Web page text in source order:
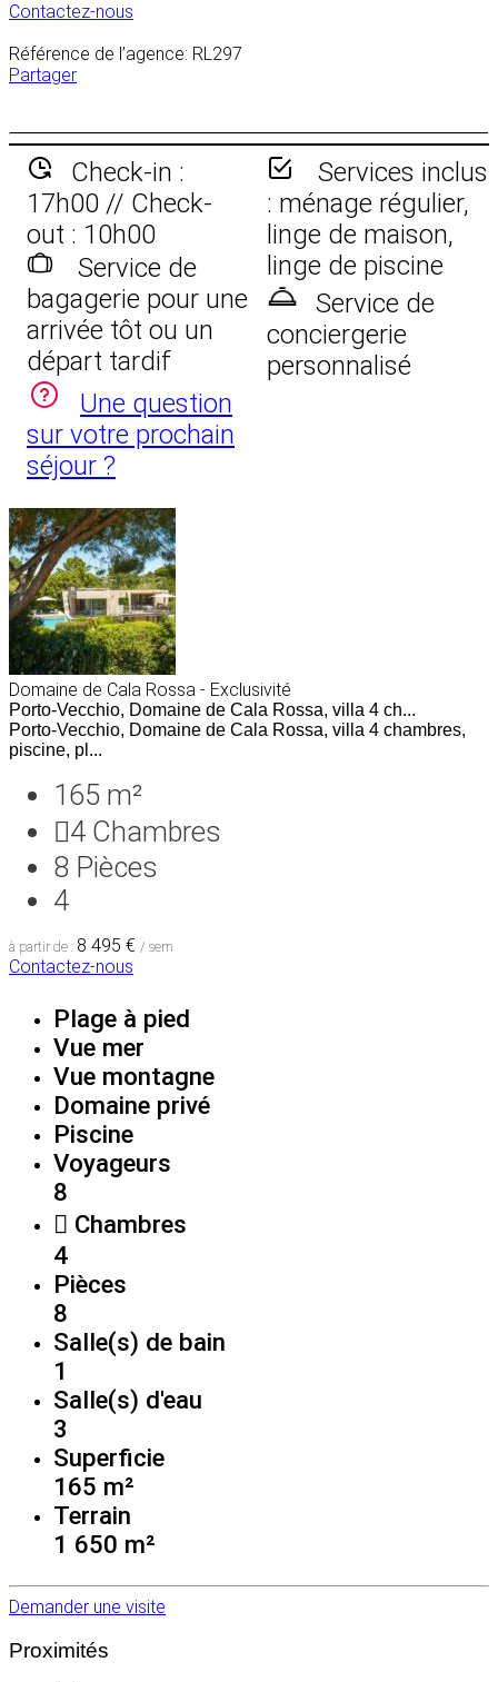
Contactez-nous
Référence de l’agence: RL297
Partager
Check-in :
17h00 // Check-
out : 10h00
Service de
bagagerie pour une
arrivée tôt ou un
départ tardif
Une question
sur votre prochain
séjour ?
Services inclus
: ménage régulier,
linge de maison,
linge de piscine
Service de
conciergerie
personnalisé
Domaine de Cala Rossa - Exclusivité
Porto-Vecchio, Domaine de Cala Rossa, villa 4 ch...
Porto-Vecchio, Domaine de Cala Rossa, villa 4 chambres,
piscine, pl...
165 m²
4 Chambres
8 Pièces
4
à partir de : 8 495 € / sem
Contactez-nous
Plage à pied
Vue mer
Vue montagne
Domaine privé
Piscine
Voyageurs
8
Chambres
4
Pièces
8
Salle(s) de bain
1
Salle(s) d'eau
3
Superficie
165 m²
Terrain
1 650 m²
Demander une visite
Proximités